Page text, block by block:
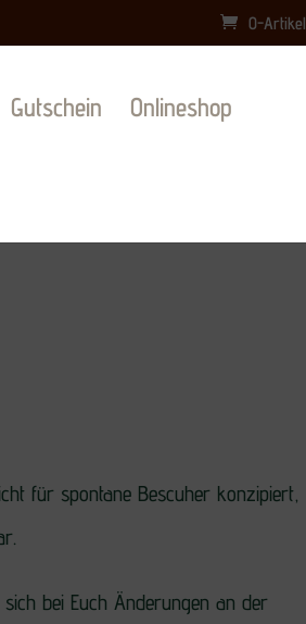
0-Artikel
Gutschein Onlineshop
für spontane Bescuher konzipiert,
bei Euch Änderungen an der